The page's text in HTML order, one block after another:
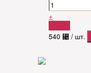
+
540 ⃄ / шт.